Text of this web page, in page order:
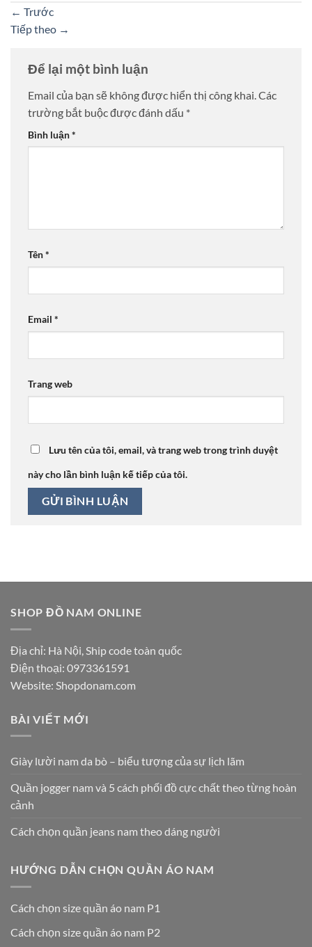
← Trước
Tiếp theo →
Để lại một bình luận
Email của bạn sẽ không được hiển thị công khai. Các
trường bắt buộc được đánh dấu *
Bình luận*
Tên*
Email *
Trang web
Lưu tên của tôi, email, và trang web trong trình duyệt
này cho lần bình luận kế tiếp của tôi.
SHOP ĐỒ NAM ONLINE
Địa chỉ: Hà Nội, Ship code toàn quốc
Điện thoại: 0973361591
Website: Shopdonam.com
BÀI VIẾT MỚI
Giày lười nam da bò – biểu tượng của sự lịch lãm
Quần jogger nam và 5 cách phối đồ cực chất theo từng hoàn
cảnh
Cách chọn quần jeans nam theo dáng người
HƯỚNG DẪN CHỌN QUẦN ÁO NAM
Cách chọn size quần áo nam P1
Cách chọn size quần áo nam P2